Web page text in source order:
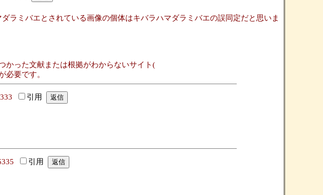
ラミバエとされている画像の個体はキバラハマダラミバエの誤同定だと思いま
かった文献または根拠がわからないサイト(
必要です。
引用
引用